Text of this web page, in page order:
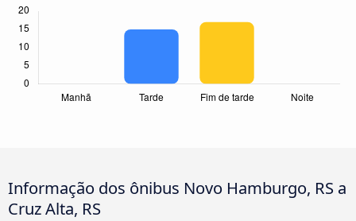
Informação dos ônibus Novo Hamburgo, RS a
Cruz Alta, RS